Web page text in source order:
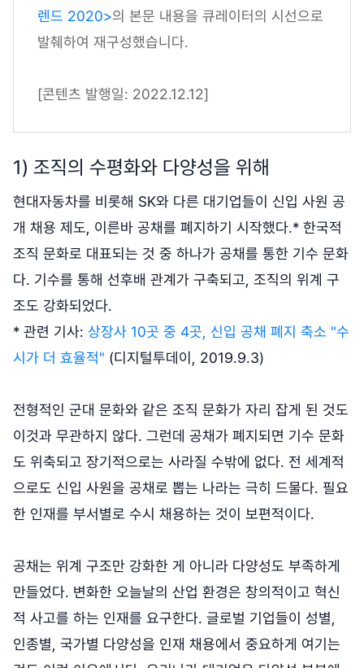
렌드 2020>의 본문 내용을 큐레이터의 시선으로
발췌하여 재구성했습니다.
[콘텐츠 발행일: 2022.12.12]
1) 조직의 수평화와 다양성을 위해
현대자동차를 비롯해 SK와 다른 대기업들이 신입 사원 공
개 채용 제도, 이른바 공채를 폐지하기 시작했다.* 한국적
조직 문화로 대표되는 것 중 하나가 공채를 통한 기수 문화
다. 기수를 통해 선후배 관계가 구축되고, 조직의 위계 구
조도 강화되었다.
* 관련 기사: 상장사 10곳 중 4곳, 신입 공채 폐지 축소 "수
시가 더 효율적" (디지털투데이, 2019.9.3)
전형적인 군대 문화와 같은 조직 문화가 자리 잡게 된 것도
이것과 무관하지 않다. 그런데 공채가 폐지되면 기수 문화
도 위축되고 장기적으로는 사라질 수밖에 없다. 전 세계적
으로도 신입 사원을 공채로 뽑는 나라는 극히 드물다. 필요
한 인재를 부서별로 수시 채용하는 것이 보편적이다.
공채는 위계 구조만 강화한 게 아니라 다양성도 부족하게
만들었다. 변화한 오늘날의 산업 환경은 창의적이고 혁신
적 사고를 하는 인재를 요구한다. 글로벌 기업들이 성별,
인종별, 국가별 다양성을 인재 채용에서 중요하게 여기는